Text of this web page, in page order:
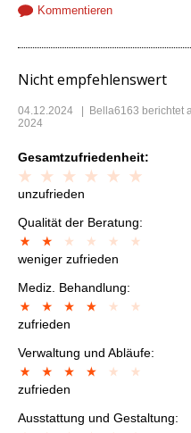
Kommentieren
Nicht empfehlenswert
04.12.2024 Bella6163 berichtet
2024
Gesamtzufriedenheit:
unzufrieden
Qualität der Beratung:
weniger zufrieden
Mediz. Behandlung:
zufrieden
Verwaltung und Abläufe:
zufrieden
Ausstattung und Gestaltung: